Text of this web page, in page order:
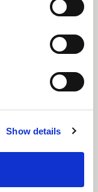
Show details